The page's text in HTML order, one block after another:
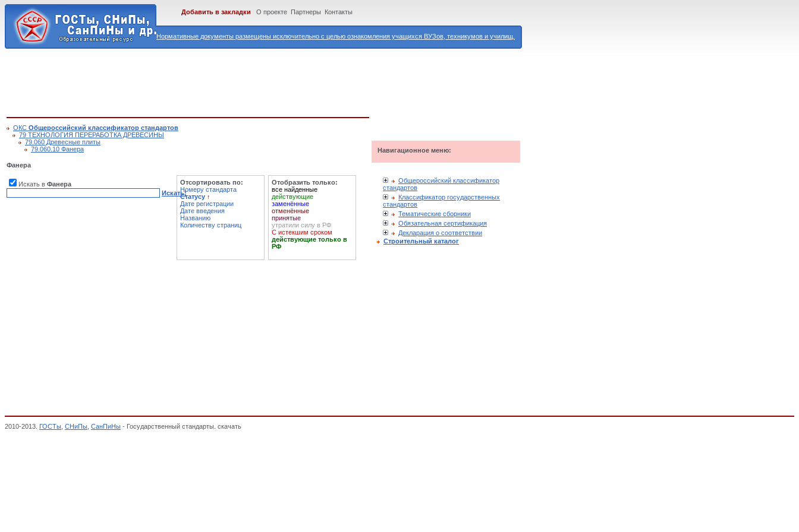
Нормативные документы размещены исключительно с целью ознакомления учащихся ВУЗов, техникумов и училищ.
Добавить в закладки О проекте Партнеры Контакты
ОКС Общероссийский классификатор стандартов
79 ТЕХНОЛОГИЯ ПЕРЕРАБОТКА ДРЕВЕСИНЫ
79.060 Древесные плиты
79.060.10 Фанера
Фанера
Искать в Фанера
Искать!
Отсортировать по:
Номеру стандарта
Статусу ↑
Дате регистрации
Дате введения
Названию
Количеству страниц
Отобразить только:
все найденные
действующие
заменённые
отменённые
принятые
утратили силу в РФ
С истекшим сроком
действующие только в
РФ
Навигационное меню:
Общероссийский классификатор
стандартов
Классификатор государственных
стандартов
Тематические сборники
Обязательная сертификация
Декларация о соответствии
Строительный каталог
2010-2013. ГОСТы СНиПы СанПиНы - Государственный стандарты. скачать